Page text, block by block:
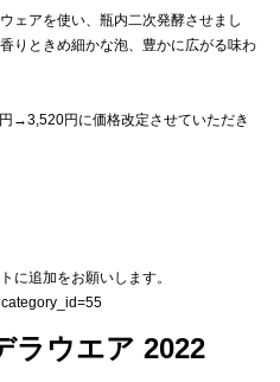
ェアを使い、瓶内二次発酵させまし
りときめ細かな泡、豊かに広がる味わ
→3,520円に価格改定させていただき
に追加をお願いします。
ラウエア 2022